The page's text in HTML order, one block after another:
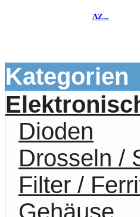
AZ...
Kategorien
Dioden
Drosseln /
Filter /
Gehäuse